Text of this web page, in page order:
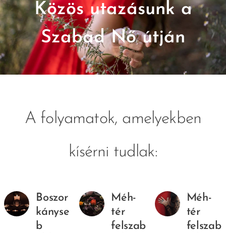
Közös utazásunk a
Szabad Nő útján
A folyamatok, amelyekben
kísérni tudlak:
Boszor
kányse
b
Méh-
tér
felszab
Méh-
tér
felszab